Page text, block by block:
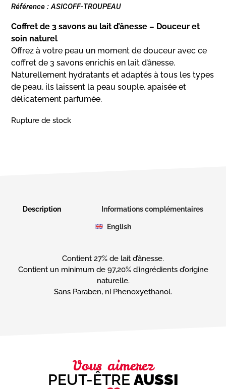
Référence : ASICOFF-TROUPEAU
Coffret de 3 savons au lait d’ânesse – Douceur et
soin naturel
Offrez à votre peau un moment de douceur avec ce
coffret de 3 savons enrichis en lait d’ânesse.
Naturellement hydratants et adaptés à tous les types
de peau, ils laissent la peau souple, apaisée et
délicatement parfumée.
Rupture de stock
Description Informations complémentaires
English
Contient 27% de lait d’ânesse.
Contient un minimum de 97,20% d’ingrédients d’origine
naturelle.
Sans Paraben, ni Phenoxyethanol.
Vous aimerez
PEUT-ÊTRE AUSSI